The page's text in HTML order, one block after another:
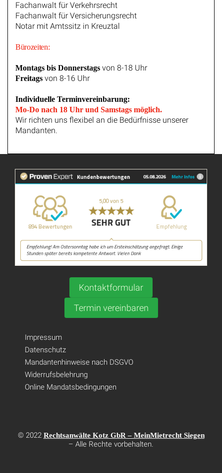
Fachanwalt für Verkehrsrecht
Fachanwalt für Versicherungsrecht
Notar mit Amtssitz in Kreuztal
Bürozeiten:
Montags bis Donnerstags von 8-18 Uhr
Freitags von 8-16 Uhr
Individuelle Terminvereinbarung:
Mo-Do nach 18 Uhr und Samstags möglich.
Wir richten uns flexibel an die Bedürfnisse unserer
Mandanten.
Kontaktformular
Termin vereinbaren
Impressum
Datenschutz
Mandantenhinweise nach DSGVO
Widerrufsbelehrung
Online Mandatsbedingungen
© 2022 Rechtsanwälte Kotz GbR – MeinMietrecht Siegen
– Alle Rechte vorbehalten.